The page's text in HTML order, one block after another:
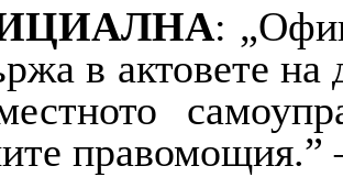
:
в актовете